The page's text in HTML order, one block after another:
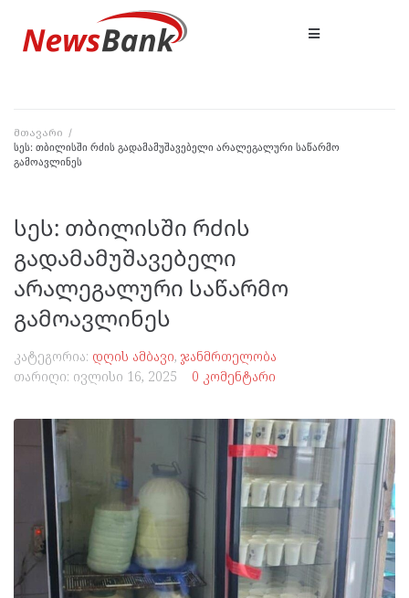
მთავარი /
სეს: თბილისში რძის გადამამუშავებელი არალეგალური საწარმო
გამოავლინეს
სეს: თბილისში რძის
გადამამუშავებელი
არალეგალური საწარმო
გამოავლინეს
კატეგორია: დღის ამბავი, ჯანმრთელობა
თარიღი: ივლისი 16, 2025 0 კომენტარი